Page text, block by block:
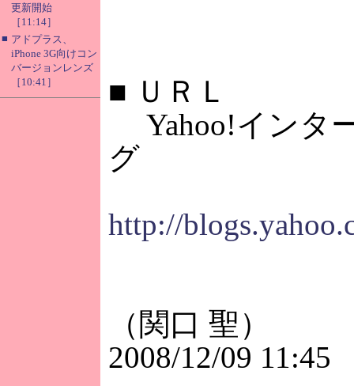
更新開始
［11:14］
■ アドプラス、
iPhone 3G向けコン
バージョンレンズ
［10:41］
■ ＵＲＬ
Yahoo!インタ
グ
http://
（関口 聖）
2008/12/09 11:45